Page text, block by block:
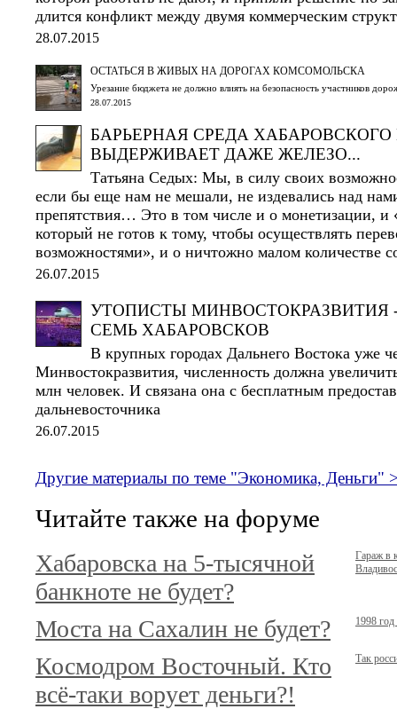
длится конфликт между двумя коммерческим
28.07.2015
ОСТАТЬСЯ В ЖИВЫХ НА ДОРОГАХ КОМСОМОЛЬСКА
Урезание бюджета не должно влиять на безопасность участников
28.07.2015
БАРЬЕРНАЯ СРЕДА ХАБАРОВСКОГО
ВЫДЕРЖИВАЕТ ДАЖЕ ЖЕЛЕЗО...
Татьяна Седых: Мы, в силу своих
если бы еще нам не мешали, не издевались над
препятствия… Это в том числе и о монетизации, и
который не готов к тому, чтобы осуществлять
возможностями», и о ничтожно малом количестве
26.07.2015
УТОПИСТЫ МИНВОСТОКРАЗВИТИЯ
СЕМЬ ХАБАРОВСКОВ
В крупных городах Дальнего Востока уже
Минвостокразвития, численность должна
млн человек. И связана она с бесплатным
дальневосточника
26.07.2015
Другие материалы по теме "Экономика, Деньги"
Читайте также на форуме
Хабаровска на 5-тысячной
банкноте не будет?
Гараж в
Моста на Сахалин не будет? 1998 год
Космодром Восточный. Кто
всё-таки ворует деньги?!
Так